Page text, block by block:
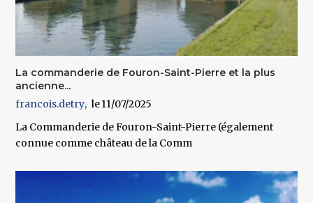
La commanderie de Fouron-Saint-Pierre et la plus
ancienne...
francois.detry
11/07/2025
La Commanderie de Fouron-Saint-Pierre (également
connue comme château de la Comm